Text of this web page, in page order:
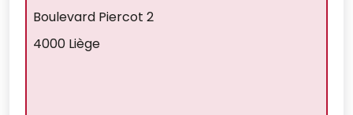
Boulevard Piercot 2
4000 Liège